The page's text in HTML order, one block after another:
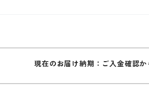
現在のお届け納期：ご入金確認